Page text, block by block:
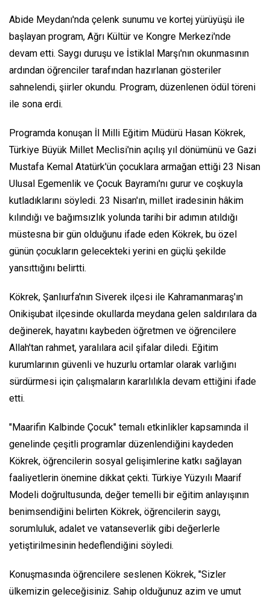
Abide Meydanı'nda çelenk sunumu ve kortej yürüyüşü ile
başlayan program, Ağrı Kültür ve Kongre Merkezi'nde
devam etti. Saygı duruşu ve İstiklal Marşı'nın okunmasının
ardından öğrenciler tarafından hazırlanan gösteriler
sahnelendi, şiirler okundu. Program, düzenlenen ödül töreni
ile sona erdi.
Programda konuşan İl Milli Eğitim Müdürü Hasan Kökrek,
Türkiye Büyük Millet Meclisi'nin açılış yıl dönümünü ve Gazi
Mustafa Kemal Atatürk'ün çocuklara armağan ettiği 23 Nisan
Ulusal Egemenlik ve Çocuk Bayramı'nı gurur ve coşkuyla
kutladıklarını söyledi. 23 Nisan'ın, millet iradesinin hâkim
kılındığı ve bağımsızlık yolunda tarihi bir adımın atıldığı
müstesna bir gün olduğunu ifade eden Kökrek, bu özel
günün çocukların gelecekteki yerini en güçlü şekilde
yansıttığını belirtti.
Kökrek, Şanlıurfa'nın Siverek ilçesi ile Kahramanmaraş'ın
Onikişubat ilçesinde okullarda meydana gelen saldırılara da
değinerek, hayatını kaybeden öğretmen ve öğrencilere
Allah'tan rahmet, yaralılara acil şifalar diledi. Eğitim
kurumlarının güvenli ve huzurlu ortamlar olarak varlığını
sürdürmesi için çalışmaların kararlılıkla devam ettiğini ifade
etti.
"Maarifin Kalbinde Çocuk" temalı etkinlikler kapsamında il
genelinde çeşitli programlar düzenlendiğini kaydeden
Kökrek, öğrencilerin sosyal gelişimlerine katkı sağlayan
faaliyetlerin önemine dikkat çekti. Türkiye Yüzyılı Maarif
Modeli doğrultusunda, değer temelli bir eğitim anlayışının
benimsendiğini belirten Kökrek, öğrencilerin saygı,
sorumluluk, adalet ve vatanseverlik gibi değerlerle
yetiştirilmesinin hedeflendiğini söyledi.
Konuşmasında öğrencilere seslenen Kökrek, "Sizler
ülkemizin geleceğisiniz. Sahip olduğunuz azim ve umut